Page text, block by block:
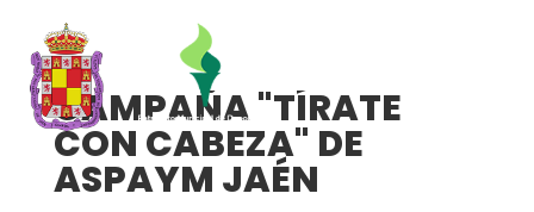
CAMPAÑA "TÍRATE
CON CABEZA" DE
ASPAYM JAÉN